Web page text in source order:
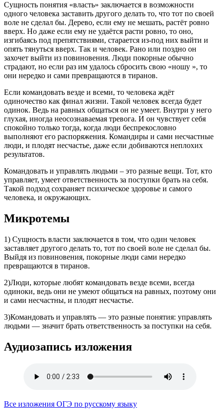
Сущность понятия «власть» заключается в возможности
одного человека заставить другого делать то, что тот по своей
воле не сделал бы. Дерево, если ему не мешать, растёт ровно
вверх. Но даже если ему не удаётся расти ровно, то оно,
изгибаясь под препятствиями, старается из-под них выйти и
опять тянуться вверх. Так и человек. Рано или поздно он
захочет выйти из повиновения. Люди покорные обычно
страдают, но если раз им удалось сбросить свою «ношу », то
они нередко и сами превращаются в тиранов.
Если командовать везде и всеми, то человека ждёт
одиночество как финал жизни. Такой человек всегда будет
одинок. Ведь на равных общаться он не умеет. Внутри у него
глухая, иногда неосознаваемая тревога. И он чувствует себя
спокойно только тогда, когда люди беспрекословно
выполняют его распоряжения. Командиры и сами несчастные
люди, и плодят несчастье, даже если добиваются неплохих
результатов.
Командовать и управлять людьми – это разные вещи. Тот, кто
управляет, умеет ответственность за поступки брать на себя.
Такой подход сохраняет психическое здоровье и самого
человека, и окружающих.
Микротемы
1) Сущность власти заключается в том, что один человек
заставляет другого делать то, тот по своей воле не сделал бы.
Выйдя из повиновения, покорные люди сами нередко
превращаются в тиранов.
2)Люди, которые любят командовать везде всеми, всегда
одиноки, ведь они не умеют общаться на равных, поэтому они
и сами несчастны, и плодят несчастье.
3)Командовать и управлять — это разные понятия: управлять
людьми — значит брать ответственность за поступки на себя.
Аудиозапись изложения
Все изложения ОГЭ по русскому языку